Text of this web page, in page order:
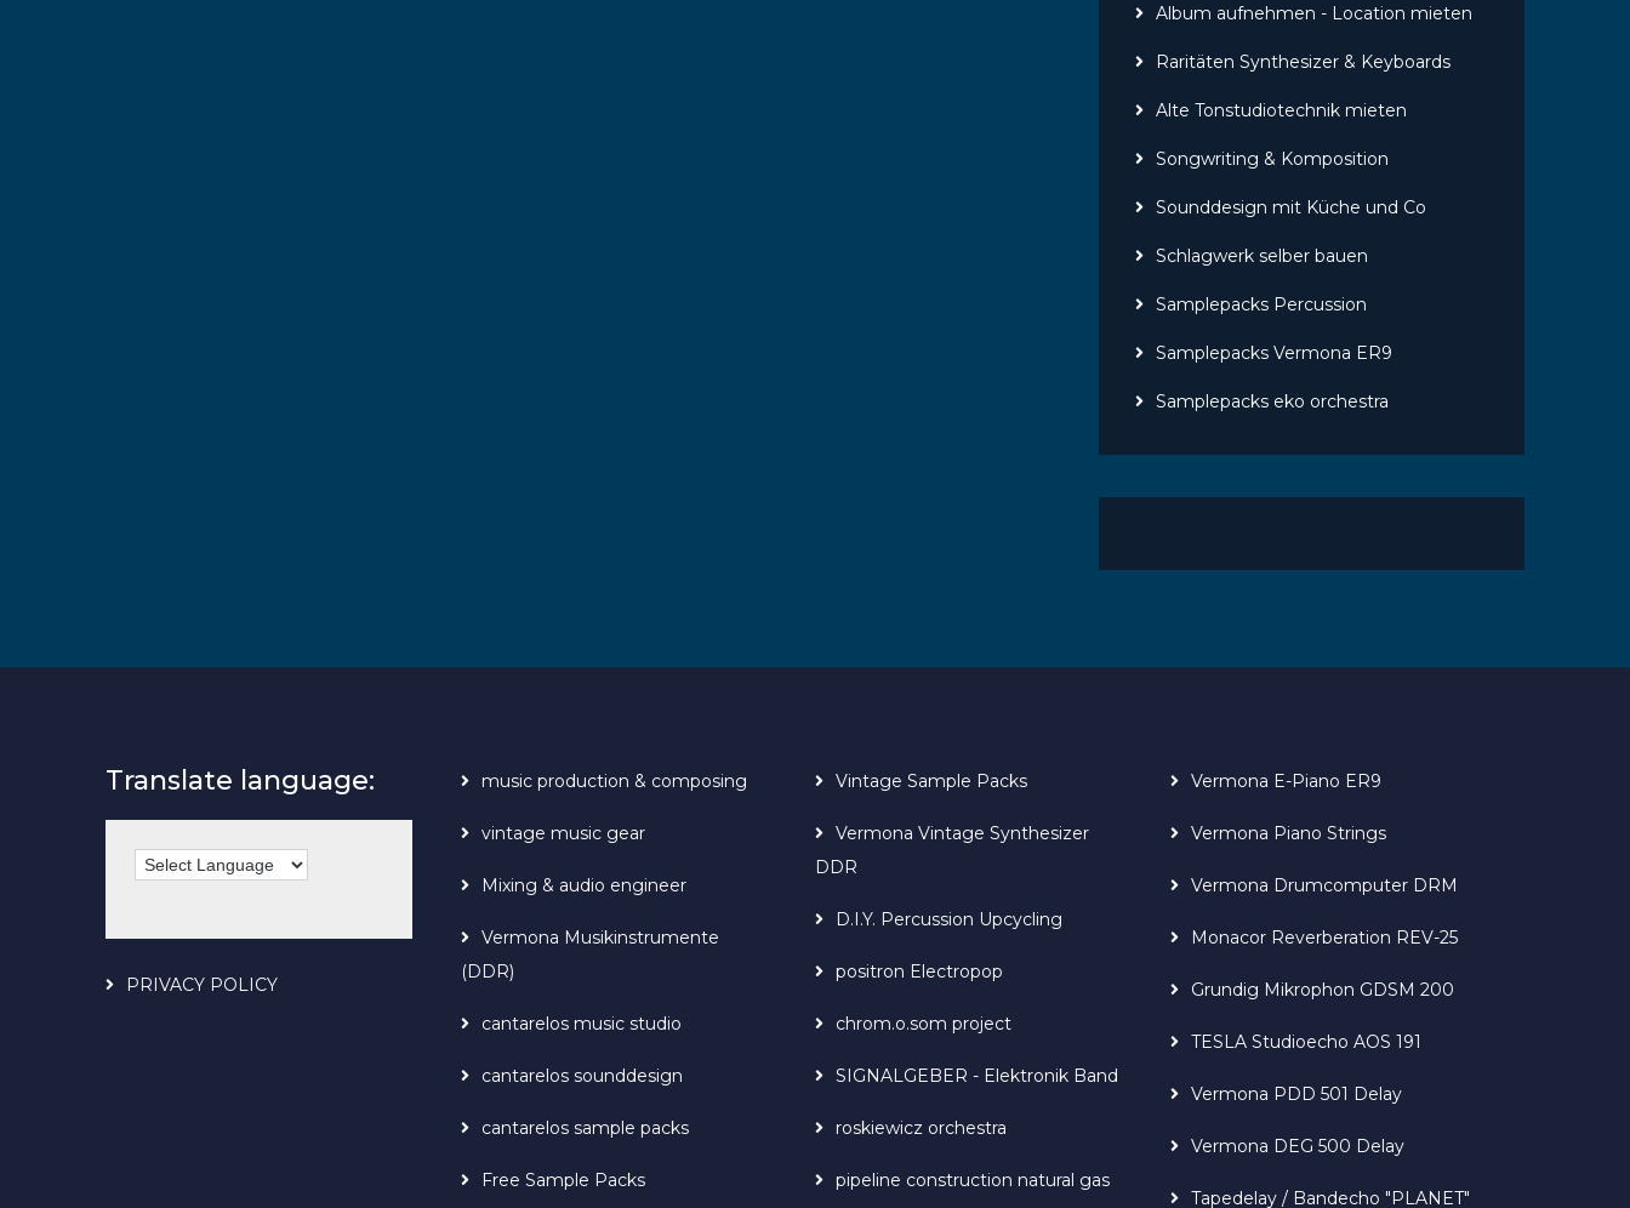
Album aufnehmen - Location mieten
Raritäten Synthesizer & Keyboards
Alte Tonstudiotechnik mieten
Songwriting & Komposition
Sounddesign mit Küche und Co
Schlagwerk selber bauen
Samplepacks Percussion
Samplepacks Vermona ER9
Samplepacks eko orchestra
Translate language:
PRIVACY POLICY
music production & composing
vintage music gear
Mixing & audio engineer
Vermona Musikinstrumente
(DDR)
cantarelos music studio
cantarelos sounddesign
cantarelos sample packs
Free Sample Packs
Vintage Sample Packs
Vermona Vintage Synthesizer
DDR
D.I.Y. Percussion Upcycling
positron Electropop
chrom.o.som project
SIGNALGEBER - Elektronik Band
roskiewicz orchestra
pipeline construction natural gas
Vermona E-Piano ER9
Vermona Piano Strings
Vermona Drumcomputer DRM
Monacor Reverberation REV-25
Grundig Mikrophon GDSM 200
TESLA Studioecho AOS 191
Vermona PDD 501 Delay
Vermona DEG 500 Delay
Tapedelay / Bandecho "PLANET"